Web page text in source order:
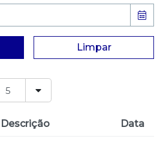
Limpar
Descrição Data